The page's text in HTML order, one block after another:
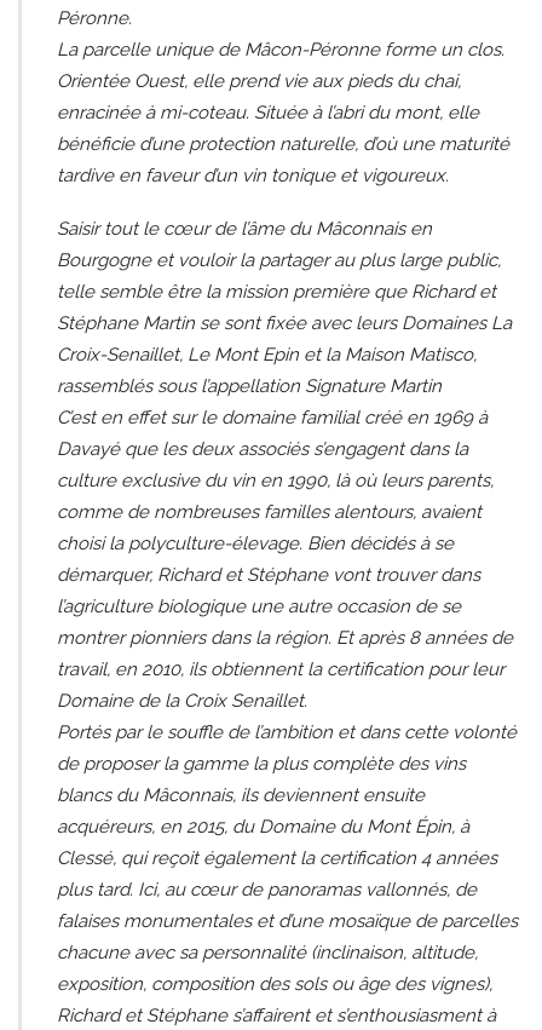
Péronne.
La parcelle unique de Mâcon-Péronne forme un clos.
Orientée Ouest, elle prend vie aux pieds du chai,
enracinée à mi-coteau. Située à l’abri du mont, elle
bénéficie d’une protection naturelle, d’où une maturité
tardive en faveur d’un vin tonique et vigoureux.
Saisir tout le cœur de l’âme du Mâconnais en
Bourgogne et vouloir la partager au plus large public,
telle semble être la mission première que Richard et
Stéphane Martin se sont fixée avec leurs Domaines La
Croix-Senaillet, Le Mont Epin et la Maison Matisco,
rassemblés sous l’appellation Signature Martin
C’est en effet sur le domaine familial créé en 1969 à
Davayé que les deux associés s’engagent dans la
culture exclusive du vin en 1990, là où leurs parents,
comme de nombreuses familles alentours, avaient
choisi la polyculture-élevage. Bien décidés à se
démarquer, Richard et Stéphane vont trouver dans
l’agriculture biologique une autre occasion de se
montrer pionniers dans la région. Et après 8 années de
travail, en 2010, ils obtiennent la certification pour leur
Domaine de la Croix Senaillet.
Portés par le souffle de l’ambition et dans cette volonté
de proposer la gamme la plus complète des vins
blancs du Mâconnais, ils deviennent ensuite
acquéreurs, en 2015, du Domaine du Mont Épin, à
Clessé, qui reçoit également la certification 4 années
plus tard. Ici, au cœur de panoramas vallonnés, de
falaises monumentales et d’une mosaïque de parcelles
chacune avec sa personnalité (inclinaison, altitude,
exposition, composition des sols ou âge des vignes),
Richard et Stéphane s’affairent et s’enthousiasment à